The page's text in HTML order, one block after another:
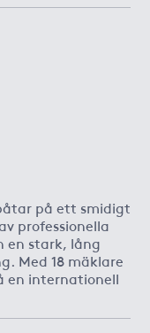
på ett smidigt
professionella
en stark, lång
Med 18 mäklare
en internationell